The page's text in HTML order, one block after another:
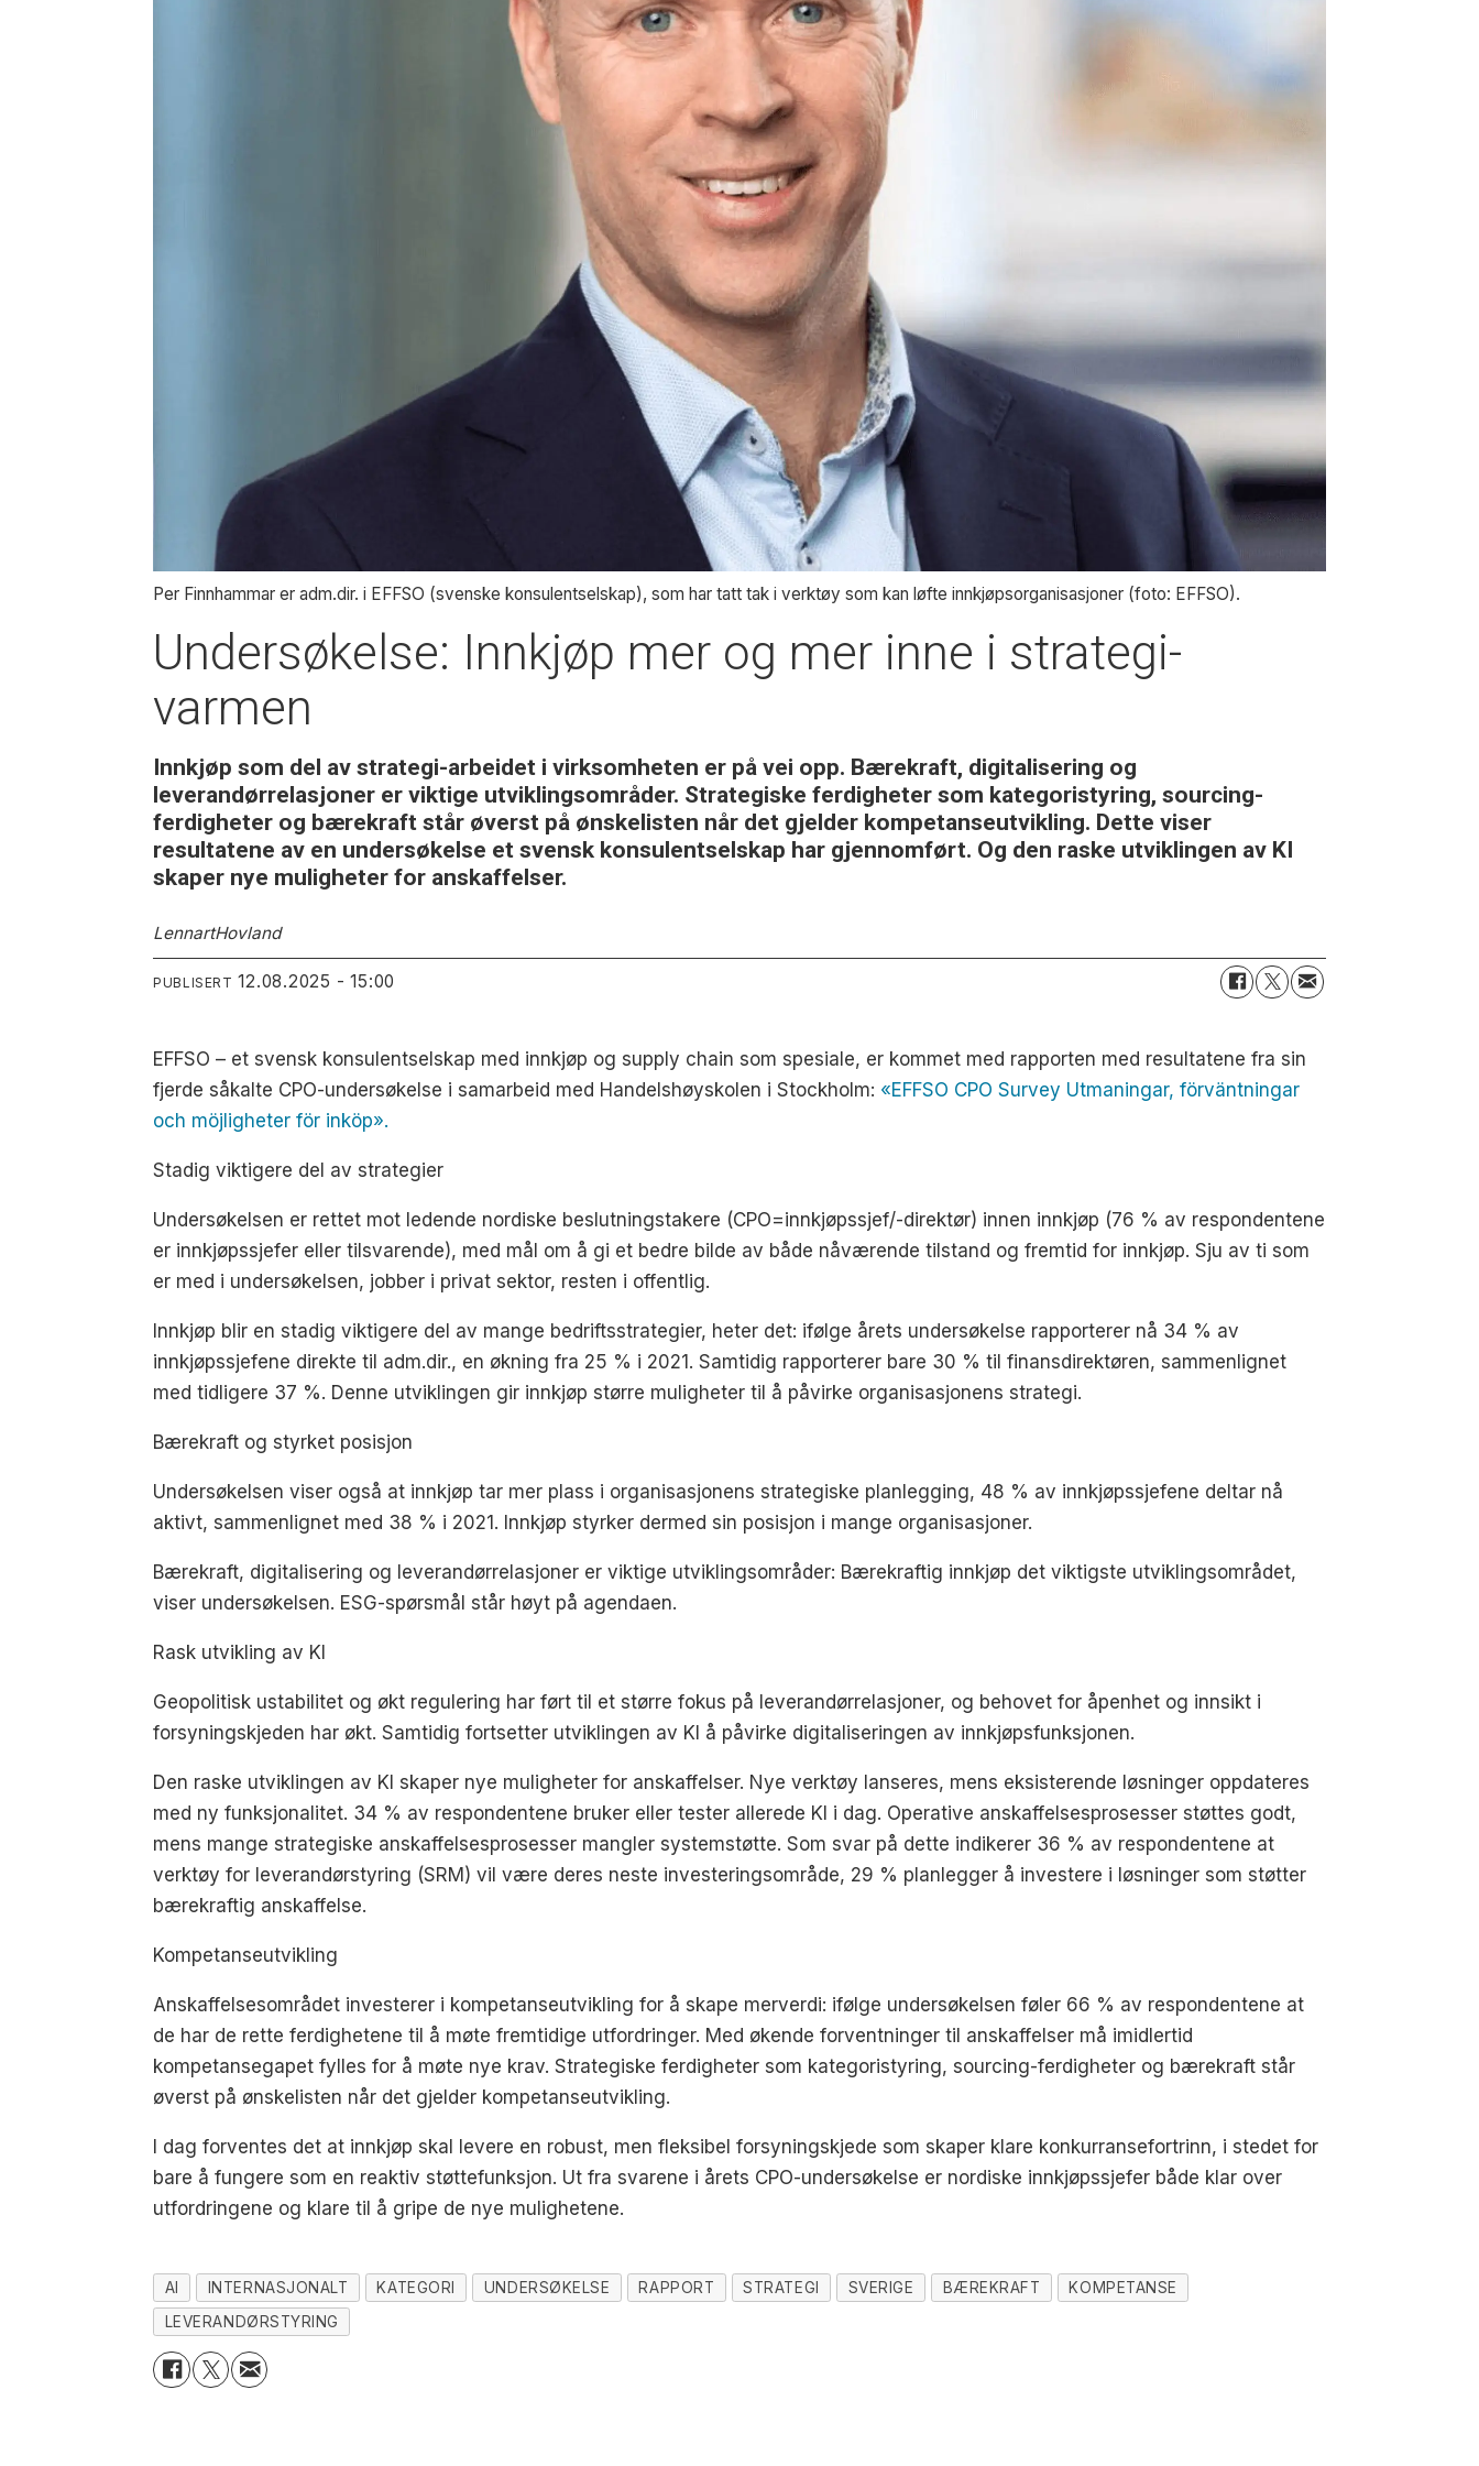
Per Finnhammar er adm.dir. i EFFSO (svenske konsulentselskap), som har tatt tak i verktøy som kan løfte innkjøpsorganisasjoner (foto: EFFSO).
Undersøkelse: Innkjøp mer og mer inne i strategi-
varmen
Innkjøp som del av strategi-arbeidet i virksomheten er på vei opp. Bærekraft, digitalisering og
leverandørrelasjoner er viktige utviklingsområder. Strategiske ferdigheter som kategoristyring, sourcing-
ferdigheter og bærekraft står øverst på ønskelisten når det gjelder kompetanseutvikling. Dette viser
resultatene av en undersøkelse et svensk konsulentselskap har gjennomført. Og den raske utviklingen av KI
skaper nye muligheter for anskaffelser.
LennartHovland
PUBLISERT 12.08.2025 - 15:00
EFFSO – et svensk konsulentselskap med innkjøp og supply chain som spesiale, er kommet med rapporten med resultatene fra sin
fjerde såkalte CPO-undersøkelse i samarbeid med Handelshøyskolen i Stockholm: «EFFSO CPO Survey Utmaningar, förväntningar
och möjligheter för inköp».
Stadig viktigere del av strategier
Undersøkelsen er rettet mot ledende nordiske beslutningstakere (CPO=innkjøpssjef/-direktør) innen innkjøp (76 % av respondentene
er innkjøpssjefer eller tilsvarende), med mål om å gi et bedre bilde av både nåværende tilstand og fremtid for innkjøp. Sju av ti som
er med i undersøkelsen, jobber i privat sektor, resten i offentlig.
Innkjøp blir en stadig viktigere del av mange bedriftsstrategier, heter det: ifølge årets undersøkelse rapporterer nå 34 % av
innkjøpssjefene direkte til adm.dir., en økning fra 25 % i 2021. Samtidig rapporterer bare 30 % til finansdirektøren, sammenlignet
med tidligere 37 %. Denne utviklingen gir innkjøp større muligheter til å påvirke organisasjonens strategi.
Bærekraft og styrket posisjon
Undersøkelsen viser også at innkjøp tar mer plass i organisasjonens strategiske planlegging, 48 % av innkjøpssjefene deltar nå
aktivt, sammenlignet med 38 % i 2021. Innkjøp styrker dermed sin posisjon i mange organisasjoner.
Bærekraft, digitalisering og leverandørrelasjoner er viktige utviklingsområder: Bærekraftig innkjøp det viktigste utviklingsområdet,
viser undersøkelsen. ESG-spørsmål står høyt på agendaen.
Rask utvikling av KI
Geopolitisk ustabilitet og økt regulering har ført til et større fokus på leverandørrelasjoner, og behovet for åpenhet og innsikt i
forsyningskjeden har økt. Samtidig fortsetter utviklingen av KI å påvirke digitaliseringen av innkjøpsfunksjonen.
Den raske utviklingen av KI skaper nye muligheter for anskaffelser. Nye verktøy lanseres, mens eksisterende løsninger oppdateres
med ny funksjonalitet. 34 % av respondentene bruker eller tester allerede KI i dag. Operative anskaffelsesprosesser støttes godt,
mens mange strategiske anskaffelsesprosesser mangler systemstøtte. Som svar på dette indikerer 36 % av respondentene at
verktøy for leverandørstyring (SRM) vil være deres neste investeringsområde, 29 % planlegger å investere i løsninger som støtter
bærekraftig anskaffelse.
Kompetanseutvikling
Anskaffelsesområdet investerer i kompetanseutvikling for å skape merverdi: ifølge undersøkelsen føler 66 % av respondentene at
de har de rette ferdighetene til å møte fremtidige utfordringer. Med økende forventninger til anskaffelser må imidlertid
kompetansegapet fylles for å møte nye krav. Strategiske ferdigheter som kategoristyring, sourcing-ferdigheter og bærekraft står
øverst på ønskelisten når det gjelder kompetanseutvikling.
I dag forventes det at innkjøp skal levere en robust, men fleksibel forsyningskjede som skaper klare konkurransefortrinn, i stedet for
bare å fungere som en reaktiv støttefunksjon. Ut fra svarene i årets CPO-undersøkelse er nordiske innkjøpssjefer både klar over
utfordringene og klare til å gripe de nye mulighetene.
AI INTERNASJONALT KATEGORI UNDERSØKELSE RAPPORT STRATEGI SVERIGE BÆREKRAFT
KOMPETANSE
LEVERANDØRSTYRING